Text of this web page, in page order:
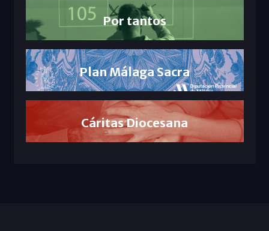
Por tantos
Plan Málaga Sacra
Cáritas Diocesana